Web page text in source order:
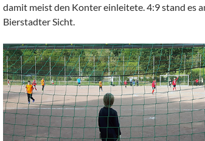
damit meist den Konter einleitete. 4:9 stand es
Bierstadter Sicht.